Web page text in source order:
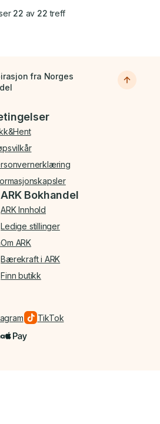
22 av 22 treff
fra Norges
ARK Bokhandel
ARK Innhold
Ledige stillinger
Om ARK
Bærekraft i ARK
Finn butikk
TikTok